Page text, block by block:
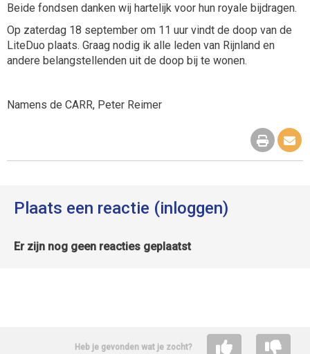
Beide fondsen danken wij hartelijk voor hun royale bijdragen.
Op zaterdag 18 september om 11 uur vindt de doop van de
LiteDuo plaats. Graag nodig ik alle leden van Rijnland en
andere belangstellenden uit de doop bij te wonen.
Namens de CARR, Peter Reimer
Plaats een reactie (inloggen)
Er zijn nog geen reacties geplaatst
Heb je gevonden wat je zocht?